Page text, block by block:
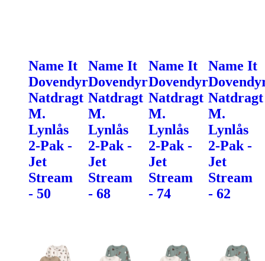
Name It
Dovendyr
Natdragt
M.
Lynlås
2-Pak -
Jet
Stream
- 50
Name It
Dovendyr
Natdragt
M.
Lynlås
2-Pak -
Jet
Stream
- 68
Name It
Dovendyr
Natdragt
M.
Lynlås
2-Pak -
Jet
Stream
- 74
Name It
Natdragt
M.
Lynlås
2-Pak -
Jet
Stream
- 62